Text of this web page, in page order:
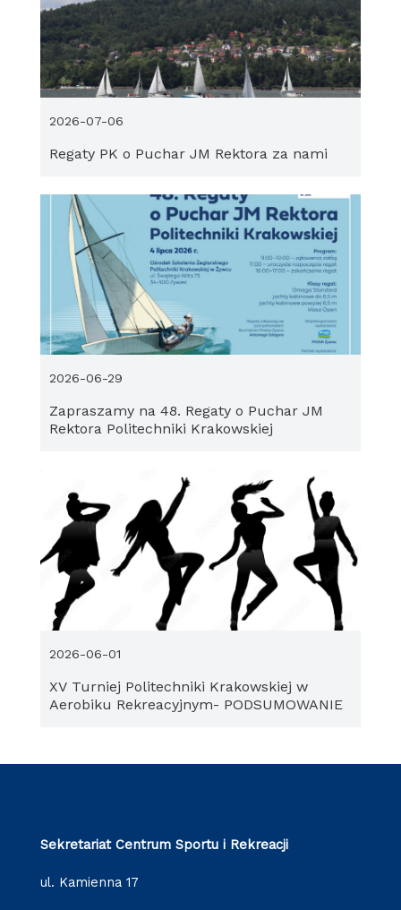
Regaty PK o Puchar JM Rektora za nami
2026-07-06
Zapraszamy na 48. Regaty o Puchar JM
Rektora Politechniki Krakowskiej
2026-06-29
XV Turniej Politechniki Krakowskiej w
Aerobiku Rekreacyjnym- PODSUMOWANIE
2026-06-01
Sekretariat Centrum Sportu i Rekreacji
ul. Kamienna 17